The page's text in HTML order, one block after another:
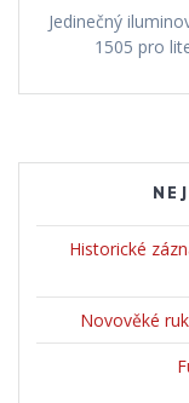
Jedinečný
1505 pro
Historické
Novověké